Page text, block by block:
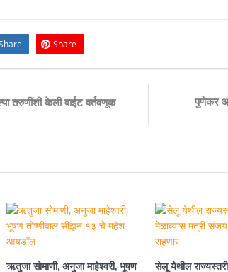
Share
तरुणींशी केली वाईट वर्तवणूक
पुणेकर
ऋतुजा सोमाणी, अनुजा माहेश्वरी, भूषण
सेलू येथील